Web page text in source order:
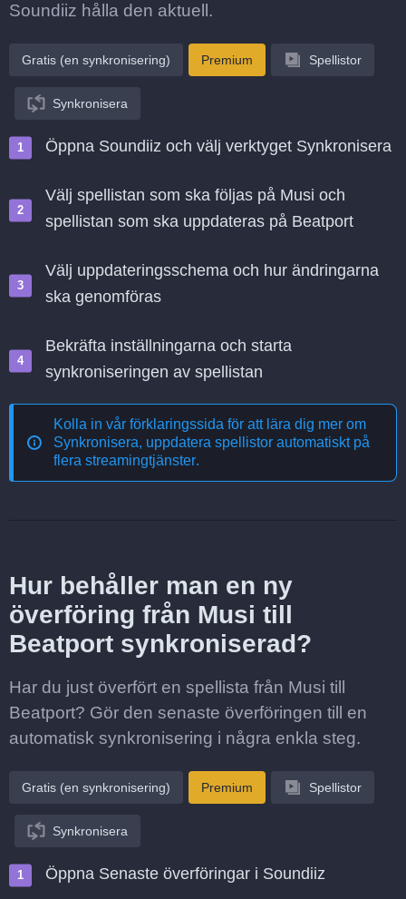
Soundiiz hålla den aktuell.
Gratis (en synkronisering) Premium Spellistor
Synkronisera
Öppna Soundiiz och välj verktyget Synkronisera
Välj spellistan som ska följas på Musi och
spellistan som ska uppdateras på Beatport
Välj uppdateringsschema och hur ändringarna
ska genomföras
Bekräfta inställningarna och starta
synkroniseringen av spellistan
Kolla in vår förklaringssida för att lära dig mer om
Synkronisera, uppdatera spellistor automatiskt på
flera streamingtjänster.
Hur behåller man en ny
överföring från Musi till
Beatport synkroniserad?
Har du just överfört en spellista från Musi till
Beatport? Gör den senaste överföringen till en
automatisk synkronisering i några enkla steg.
Gratis (en synkronisering) Premium Spellistor
Synkronisera
Öppna Senaste överföringar i Soundiiz